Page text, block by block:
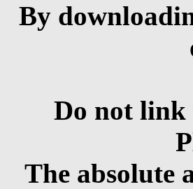
By
Do not link
The absolute